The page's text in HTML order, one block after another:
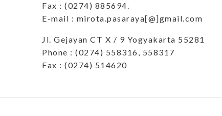
Fax : (0274) 885694.
E-mail : mirota.pasaraya[@]gmail.com
Jl. Gejayan CT X / 9 Yogyakarta 55281
Phone : (0274) 558316, 558317
Fax : (0274) 514620